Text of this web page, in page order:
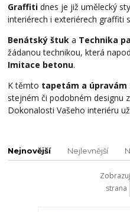
Graffiti dnes je již umělecký
interiérech i exteriérech graffiti
Benátský štuk a Technika
žádanou technikou, která
Imitace betonu.
K těmto tapetám a úpravám
stejném či podobném designu
Dokonalosti Vašeho interiéru
Nejnovější Nejlevnější
strana